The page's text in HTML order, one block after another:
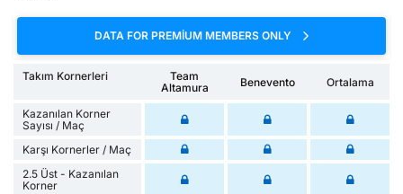
DATA FOR PREMIUM MEMBERS ONLY
Takım Kornerleri
Team
Altamura
Benevento Ortalama
Kazanılan Korner
Sayısı / Maç
Karşı Kornerler / Maç
2.5 Üst - Kazanılan
Korner